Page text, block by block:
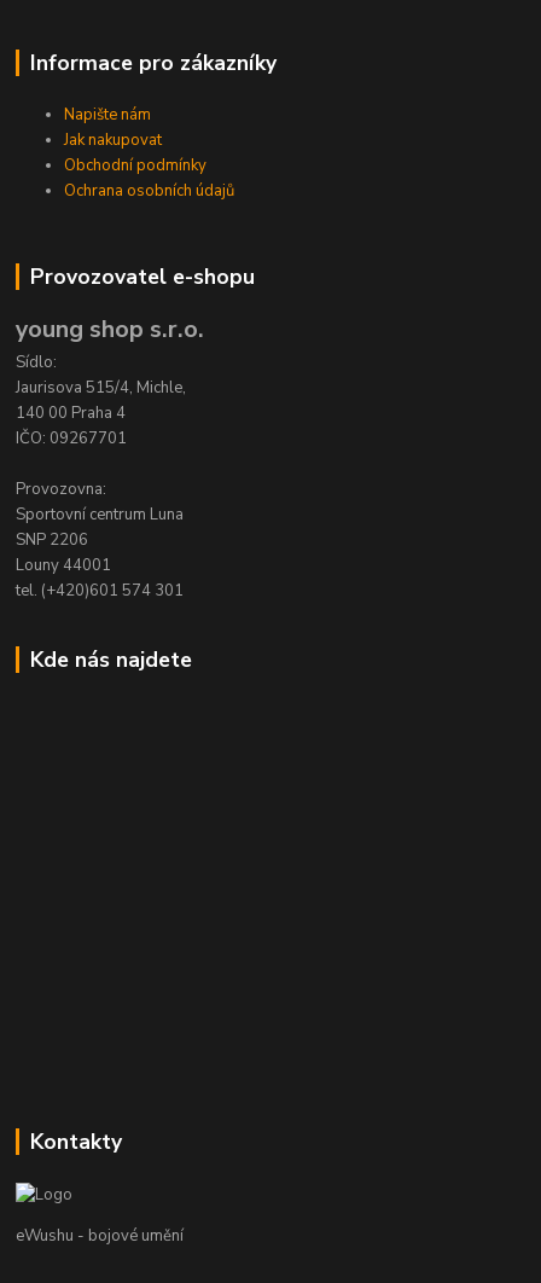
Informace pro zákazníky
Napište nám
Jak nakupovat
Obchodní podmínky
Ochrana osobních údajů
Provozovatel e-shopu
young shop s.r.o.
Sídlo:
Jaurisova 515/4, Michle,
140 00 Praha 4
IČO: 09267701
Provozovna:
Sportovní centrum Luna
SNP 2206
Louny 44001
tel. (+420)601 574 301
Kde nás najdete
Kontakty
eWushu - bojové umění